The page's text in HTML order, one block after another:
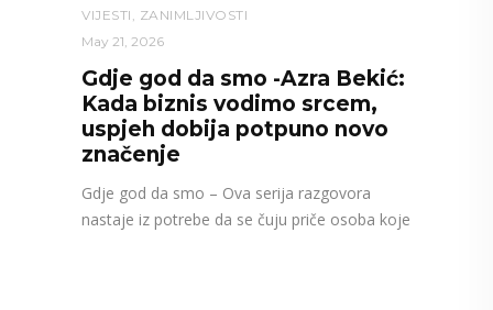
VIJESTI
ZANIMLJIVOSTI
May 21, 2026
Gdje god da smo -Azra Bekić:
Kada biznis vodimo srcem,
uspjeh dobija potpuno novo
značenje
Gdje god da smo – Ova serija razgovora
nastaje iz potrebe da se čuju priče osoba koje